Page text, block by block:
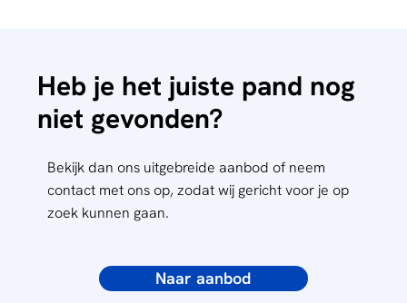
Heb je het juiste pand nog
niet gevonden?
Bekijk dan ons uitgebreide aanbod of neem
contact met ons op, zodat wij gericht voor je op
zoek kunnen gaan.
Naar aanbod